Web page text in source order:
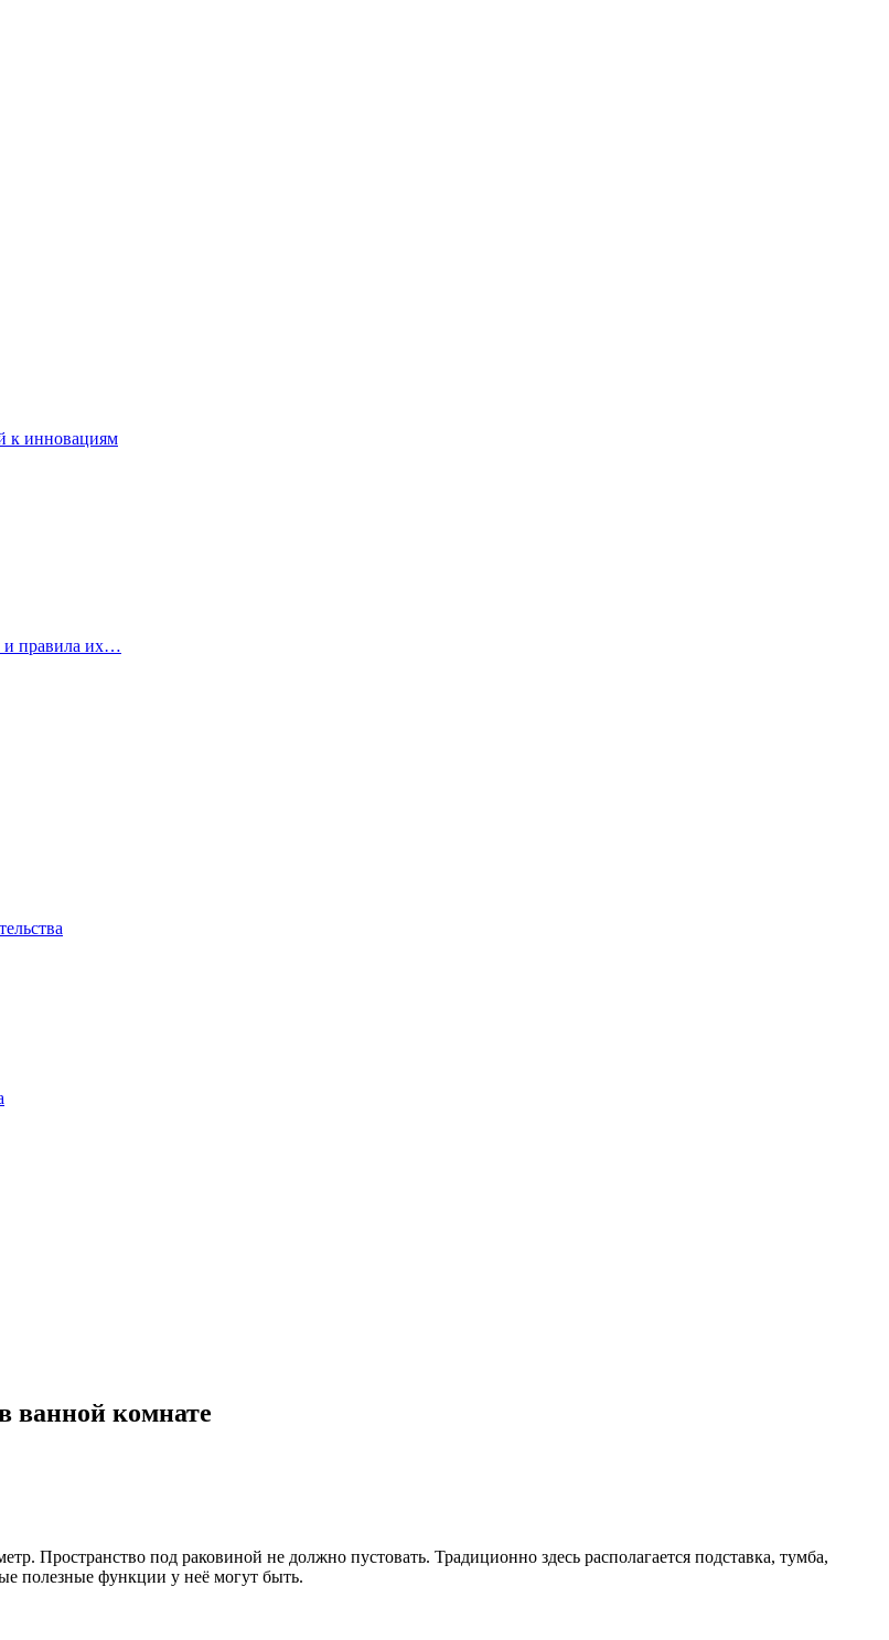
к инновациям
и правила их…
ванной комнате
Пространство под раковиной не должно пустовать. Традиционно здесь располагается подставка, тумба,
полезные функции у неё могут быть.